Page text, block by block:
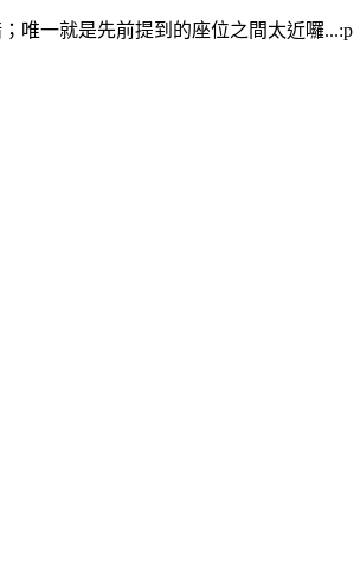
唯一就是先前提到的座位之間太近囉...:p